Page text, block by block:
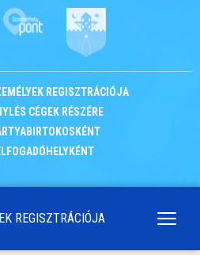
REGISZTRÁCIÓJA
CÉGEK RÉSZÉRE
REGISZTRÁCIÓJA